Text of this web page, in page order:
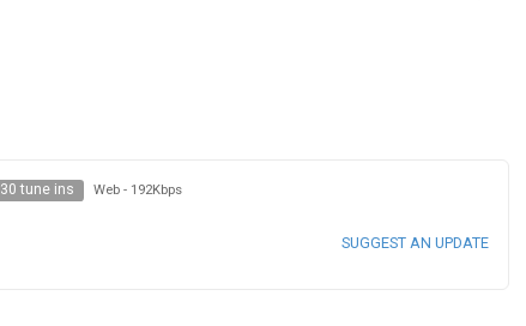
30 tune ins Web - 192Kbps
SUGGEST AN UPDATE